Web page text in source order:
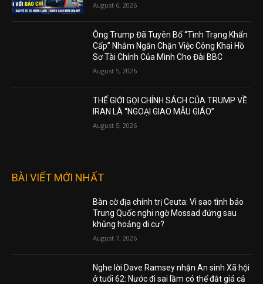
August 6, 2026
Ông Trump Đã Tuyên Bố “Tình Trạng Khẩn
Cấp” Nhằm Ngăn Chặn Việc Công Khai Hồ
Sơ Tài Chính Của Mình Cho Đài BBC
August 5, 2026
THẾ GIỚI GỌI CHÍNH SÁCH CỦA TRUMP VỀ
IRAN LÀ “NGOẠI GIAO MẪU GIÁO”
August 5, 2026
BÀI VIẾT MỚI NHẤT
Bàn cờ địa chính trị Ceuta: Vì sao tình báo
Trung Quốc nghi ngờ Mossad đứng sau
khủng hoảng di cư?
August 7, 2026
Nghe lời Dave Ramsey nhận An sinh Xã hội
ở tuổi 62: Nước đi sai lầm có thể đắt giá cả